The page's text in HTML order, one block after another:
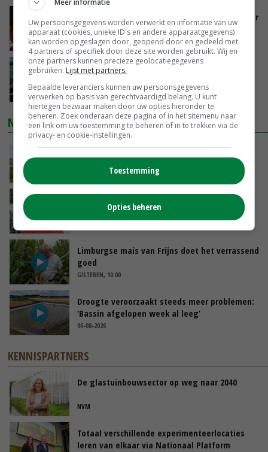
Vlaamse varkensstapel krimpt, pluimveesector
groeit door schaalvergroting
VANDAAG, 15:20
‘Cijfer jezelf niet weg en doe vooral ook waar
VANDAAG, 13:31
NIEUWSTE VIDEO'S
POAH!: John Deere 7730
VANDAAG, 10:00
Oekraïne-vlogger Kees Huizinga: ‘Bezoek van
de ambassade mag zelf groente plukken’
Limburgse mais van Frijns doet het verrassend
goed
GISTEREN, 10:00
Droogte veroorzaakt steeds meer problemen:
‘Bassin afgelopen week al leeg’
06-08-2026
KENNISPARTNERS
De glastuinbouwsector op weg naar 2040
NVM
Totaal verschillende experimenteerlocaties
leren van elkaar via Nationaal Platform
Meer informatie
Uw persoonsgegevens worden verwerkt en informatie van uw
apparaat (cookies, unieke ID's en andere apparaatgegevens)
kan worden opgeslagen door, geopend door en gedeeld met
4 partners of specifiek door deze site worden gebruikt. Wij en
onze partners kunnen precieze geolocatiegegevens
gebruiken. Lijst met partners.
Bepaalde leveranciers kunnen uw persoonsgegevens
verwerken op basis van gerechtvaardigd belang. U kunt
hiertegen bezwaar maken door uw opties hieronder te
beheren. Zoek onderaan deze pagina of in het sitemenu naar
een link om uw toestemming te beheren of in te trekken via de
privacy- en cookie-instellingen.
Toestemming
Opties beheren